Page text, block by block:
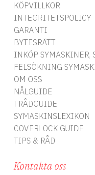
KÖPVILLKOR
INTEGRITETSPOLICY
GARANTI
BYTESRÄTT
INKÖP SYMASKINER,
FELSÖKNING
OM OSS
NÅLGUIDE
TRÅDGUIDE
SYMASKINSLEXIKON
COVERLOCK GUIDE
TIPS & RÅD
Kontakta oss